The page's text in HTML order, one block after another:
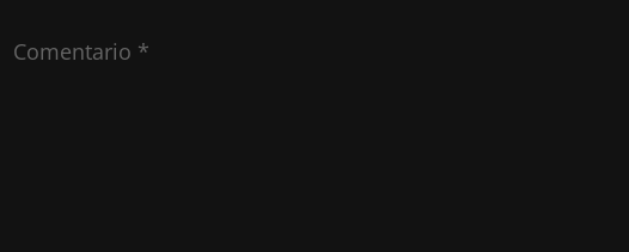
Comentario *